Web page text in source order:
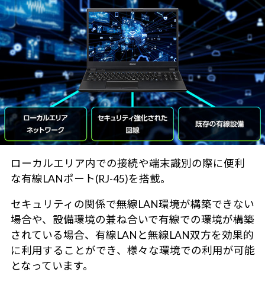
ローカルエリア内での接続や端末識別の際に便利
な有線LANポート(RJ-45)を搭載。
セキュリティの関係で無線LAN環境が構築できない
場合や、設備環境の兼ね合いで有線での環境が構築
されている場合、有線LANと無線LAN双方を効果的
に利用することができ、様々な環境での利用が可能
となっています。